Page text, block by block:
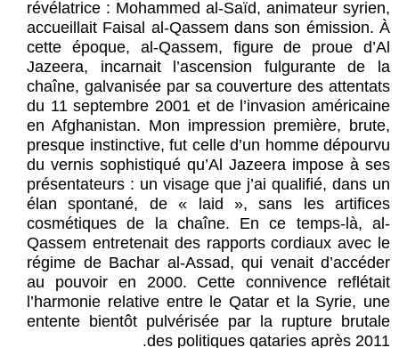
révélatrice : Mohammed al-Saïd, animateur syrien,
accueillait Faisal al-Qassem dans son émission. À
cette époque, al-Qassem, figure de proue d’Al
Jazeera, incarnait l’ascension fulgurante de la
chaîne, galvanisée par sa couverture des attentats
du 11 septembre 2001 et de l’invasion américaine
en Afghanistan. Mon impression première, brute,
presque instinctive, fut celle d’un homme dépourvu
du vernis sophistiqué qu’Al Jazeera impose à ses
présentateurs : un visage que j’ai qualifié, dans un
élan spontané, de « laid », sans les artifices
cosmétiques de la chaîne. En ce temps-là, al-
Qassem entretenait des rapports cordiaux avec le
régime de Bachar al-Assad, qui venait d’accéder
au pouvoir en 2000. Cette connivence reflétait
l’harmonie relative entre le Qatar et la Syrie, une
entente bientôt pulvérisée par la rupture brutale
des politiques qataries après 2011.